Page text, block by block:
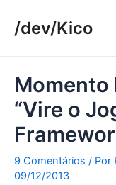
para/dev/Kico
“Vire o
9 Comentários / Por
09/12/2013